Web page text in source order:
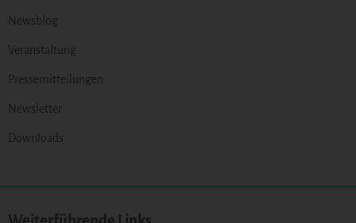
Newsblog
Veranstaltung
Pressemitteilungen
Newsletter
Downloads